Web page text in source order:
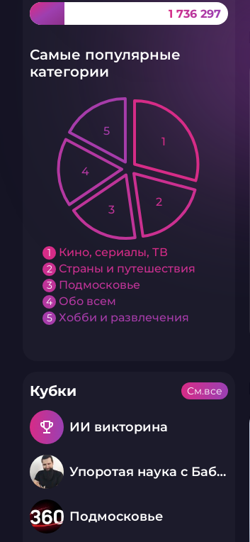
1 736 297
Самые популярные
категории
1 Кино, сериалы, ТВ
2 Страны и путешествия
3 Подмосковье
4 Обо всем
5 Хобби и развлечения
1
2
3
4
5
Кубки
emoji_events ИИ викторина
Упоротая наука с Бабаем Лютым
Подмосковье
См.все